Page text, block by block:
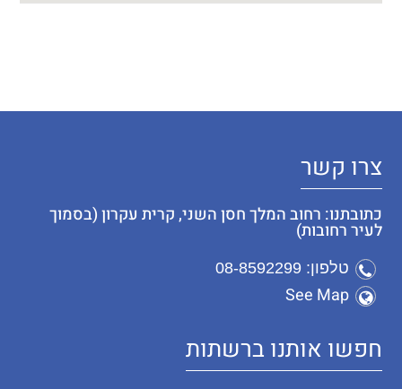
צרו קשר
כתובתנו: רחוב המלך חסן השני, קרית עקרון (בסמוך
לעיר רחובות)
טלפון: 08-8592299
See Map
חפשו אותנו ברשתות